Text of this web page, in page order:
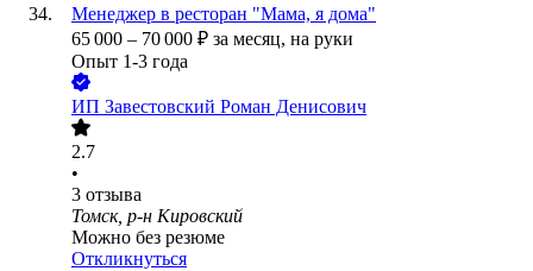
Менеджер в ресторан "Мама, я дома"
65 000 – 70 000 ₽ за месяц, на руки
Опыт 1-3 года
ИП Завестовский Роман Денисович
2.7
•
3 отзыва
Томск, р-н Кировский
Можно без резюме
Откликнуться